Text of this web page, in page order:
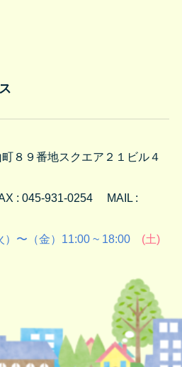
８９番地スクエア２１ビル４
: 045-931-0254 MAIL :
）〜（金）11:00 ~ 18:00
(土)